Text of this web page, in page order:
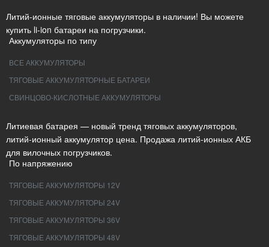
Литий-ионные тяговые аккумуляторы в наличии! Вы можете
купить li-ion батареи на погрузчики.
Аккумуляторы по типу
ВСЕ АККУМУЛЯТОРЫ
ТЯГОВЫЕ АККУМУЛЯТОРНЫЕ БАТАРЕИ
СВИНЦОВО-КИСЛОТНЫЕ АККУМУЛЯТОРЫ
Литиевая батарея — новый тренд тяговых аккумуляторов,
литий-ионный аккумулятор цена. Продажа литий-ионных АКБ
для вилочных погрузчиков.
По напряжению
ТЯГОВЫЕ АККУМУЛЯТОРЫ 12V
ТЯГОВЫЕ АККУМУЛЯТОРЫ 24V
ТЯГОВЫЕ АККУМУЛЯТОРЫ 36V
ТЯГОВЫЕ АККУМУЛЯТОРЫ 48V